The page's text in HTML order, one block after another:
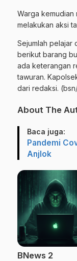
Warga
melakukan aksi
Sejumlah pelajar
berikut barang
ada keterangan
tawuran.
dari redaksi.
About The
Baca juga:
Pandemi
Anjlok
BNews 2